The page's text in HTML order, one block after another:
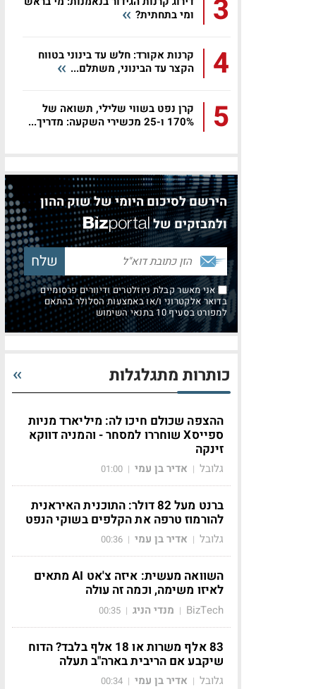
3
ומי בתחתית?
4
קרנות אקורד: חלש עד בינוני בטווח
הקצר עד הבינוני, משתלם...
5
קרן נפט בשווי שלילי, תשואה של
170% ו-25 מכשירי השקעה: מדריך...
הירשם לסיכום היומי של שוק ההון
ולמבזקים של
אני מאשר קבלת ניוזלטרים ודיוורים פרסומיים
בדואר אלקטרוני ו/או באמצעות הסלולר בהתאם
למפורט בסעיף 10 בתנאי השימוש
כותרות מתגלגלות
ההצפה שכולם חיכו לה: מיליארד מניות
ספייסX שוחררו למסחר - והמניה דווקא
זינקה
גלובל | אדיר בן עמי |
01:00
ברנט מעל 82 דולר: התוכנית האיראנית
להורמוז טרפה את הקלפים בשוקי הנפט
גלובל | אדיר בן עמי |
00:36
השוואה מעשית: איזה צ'אט AI מתאים
לאיזו משימה, וכמה זה עולה
BizTech
| מנדי הניג |
00:35
83 אלף משרות או 18 אלף בלבד? הדוח
שיקבע אם הריבית בארה"ב תעלה
גלובל | אדיר בן עמי |
00:34